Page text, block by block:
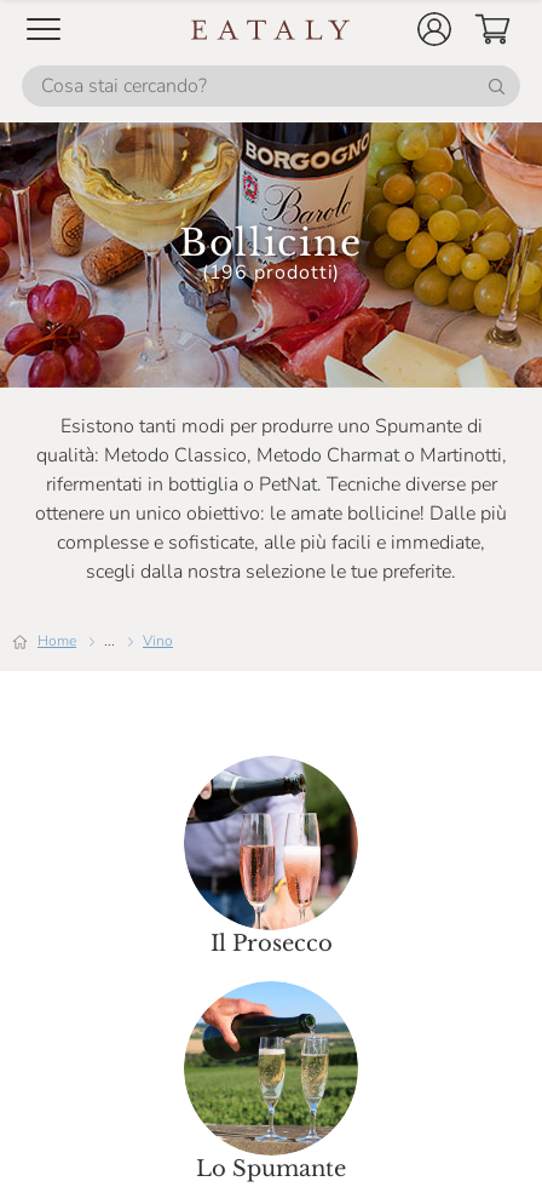
Bollicine
(196 prodotti)
Esistono tanti modi per produrre uno Spumante di
qualità: Metodo Classico, Metodo Charmat o Martinotti,
rifermentati in bottiglia o PetNat. Tecniche diverse per
ottenere un unico obiettivo: le amate bollicine! Dalle più
complesse e sofisticate, alle più facili e immediate,
scegli dalla nostra selezione le tue preferite.
Home ... Vino
Il Prosecco
Lo Spumante
Philipponnat
Planeta
Porta Del Vento
Primosic
Romandiola
Ronco Belvedere
San Giovanni
Santa Margherita
Serafini & Vidotto
Sergio Mottura
Slavcek